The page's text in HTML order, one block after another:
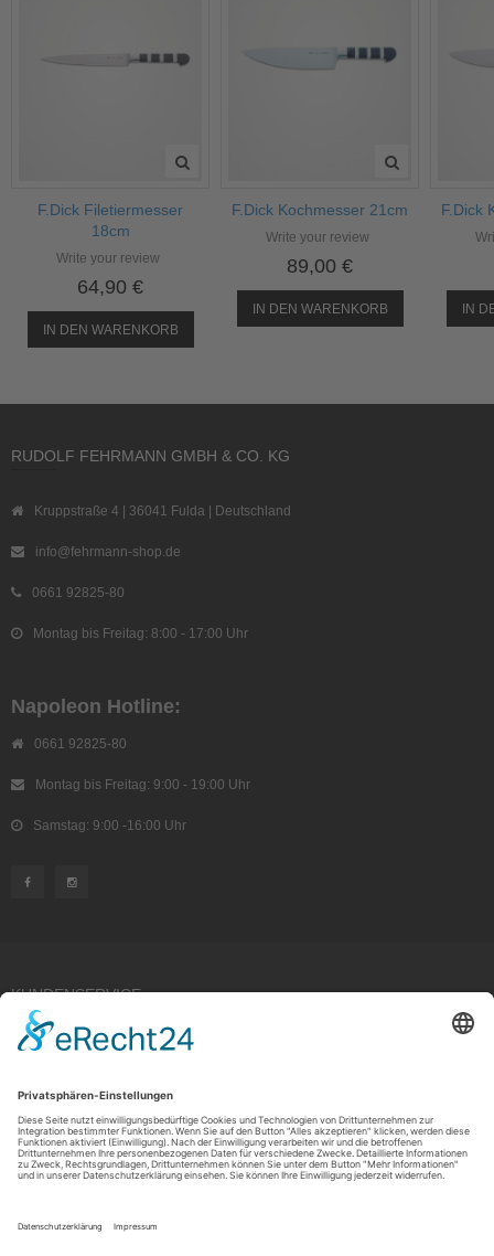
F.Dick Filetiermesser
18cm
Write your review
64,90 €
IN DEN WARENKORB
F.Dick Kochmesser 21cm
Write your review
89,00 €
IN DEN WARENKORB
F.Dick
IN
RUDOLF FEHRMANN GMBH & CO. KG
Kruppstraße 4 | 36041 Fulda | Deutschland
info@fehrmann-shop.de
0661 92825-80
Montag bis Freitag: 8:00 - 17:00 Uhr
Napoleon Hotline:
0661 92825-80
Montag bis Freitag: 9:00 - 19:00 Uhr
Samstag: 9:00 -16:00 Uhr
KUNDENSERVICE
ÜBER UNS